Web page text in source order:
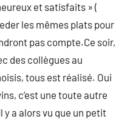
et satisfaits » (
les mêmes plats pour
pas compte.Ce soir,
des collègues au
tous est réalisé. Oui
c’est une toute autre
a alors vu que un petit